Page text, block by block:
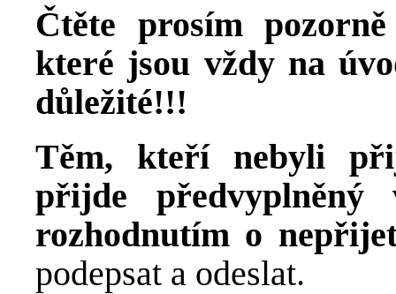
Čtěte prosím
které jsou vždy na
důležité!!!
Těm, kteří nebyli
přijde
rozhodnutím o
podepsat a odeslat.